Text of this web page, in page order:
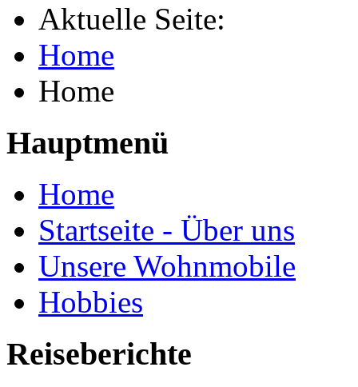
Aktuelle Seite:
Home
Home
Hauptmenü
Home
Startseite - Über uns
Unsere Wohnmobile
Hobbies
Reiseberichte